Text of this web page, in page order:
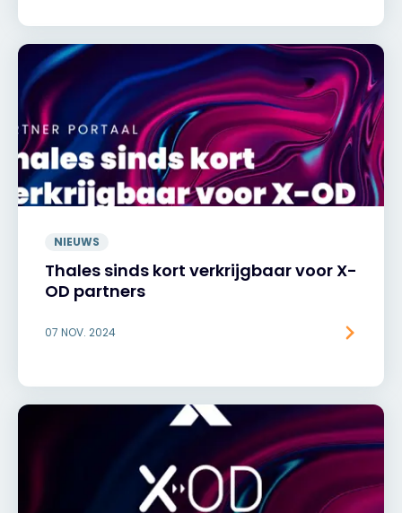
NIEUWS
Thales sinds kort verkrijgbaar voor X-
OD partners
07 NOV. 2024